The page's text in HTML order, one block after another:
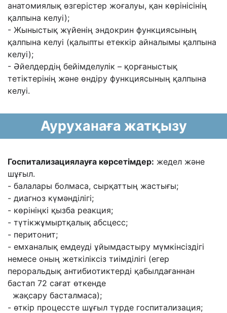
анатомиялық өзгерістер жоғалуы, қан көрінісінің
қалпына келуі);
- Жыныстық жүйенің эндокрин функциясының
қалпына келуі (қалыпты етеккір айналымы қалпына
келуі);
- Əйелдердің бейімделулік – қорғаныстық
тетіктерінің жəне өндіру функциясының қалпына
келуі.
Ауруханаға жатқызу
Госпитализациялауға көрсетімдер: жедел жəне
шұғыл.
- балалары болмаса, сырқаттың жастығы;
- диагноз күмəнділігі;
- көрініңкі қызба реакция;
- түтікжұмыртқалық абсцесс;
- перитонит;
- емханалық емдеуді ұйымдастыру мүмкінсіздігі
немесе оның жеткіліксіз тиімділігі (егер
пероральдық антибиотиктерді қабылдағаннан
бастап 72 сағат өткенде
жақсару басталмаса);
- өткір процессте шұғыл түрде госпитализация;